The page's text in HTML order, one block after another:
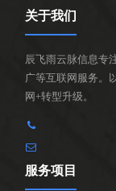
关于我们
辰飞雨云脉信息专
广等互联网服务。
网+转型升级。
服务项目